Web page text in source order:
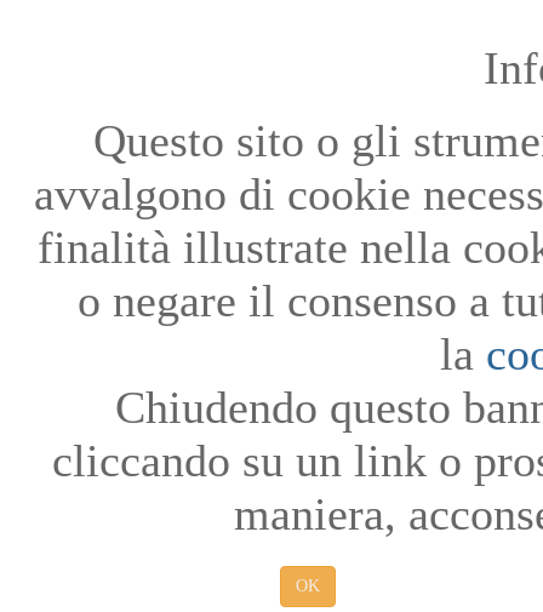
Questo sito o gli
avvalgono di cookie
finalità illustrate nella
o negare il consenso a
la
Chiudendo questo
cliccando su un link o
maniera,
OK